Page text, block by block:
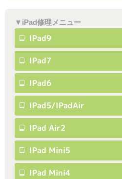
▼iPad修理メニュー
IPad9
IPad7
IPad6
IPad5/iPadAir
IPad Air2
IPad Mini5
IPad Mini4